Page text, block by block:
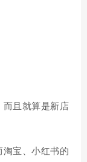
且就算是新店
淘宝、小红书的